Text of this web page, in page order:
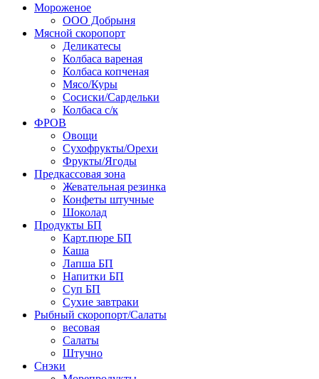
Мороженое
ООО Добрыня
Мясной скоропорт
Деликатесы
Колбаса вареная
Колбаса копченая
Мясо/Куры
Сосиски/Сардельки
Колбаса с/к
ФРОВ
Овощи
Сухофрукты/Орехи
Фрукты/Ягоды
Предкассовая зона
Жевательная резинка
Конфеты штучные
Шоколад
Продукты БП
Карт.пюре БП
Каша
Лапша БП
Напитки БП
Суп БП
Сухие завтраки
Рыбный скоропорт/Салаты
весовая
Салаты
Штучно
Снэки